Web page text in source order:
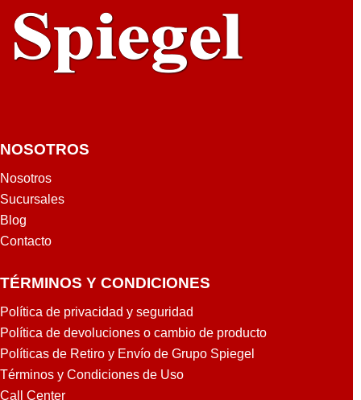
TTI
NOSOTROS
Nosotros
Sucursales
Blog
Contacto
TÉRMINOS Y CONDICIONES
Política de privacidad y seguridad
Política de devoluciones o cambio de producto
Políticas de Retiro y Envío de Grupo Spiegel
Términos y Condiciones de Uso
Call Center